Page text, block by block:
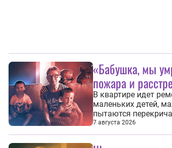
«Бабушка, мы
пожара и
В квартире идет
маленьких детей,
пытаются
задиристо
замечание, но
7 августа 2026